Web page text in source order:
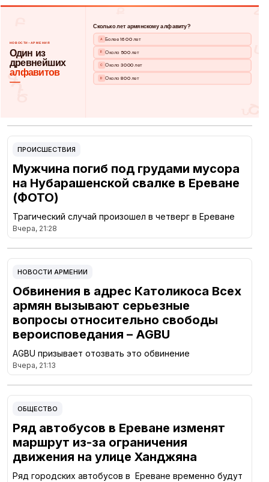
ПРОИСШЕСТВИЯ
Мужчина погиб под грудами мусора
на Нубарашенской свалке в Ереване
(ФОТО)
Трагический случай произошел в четверг в Ереване
Вчера, 21:28
НОВОСТИ АРМЕНИИ
Обвинения в адрес Католикоса Всех
армян вызывают серьезные
вопросы относительно свободы
вероисповедания – AGBU
AGBU призывает отозвать это обвинение
Вчера, 21:13
ОБЩЕСТВО
Ряд автобусов в Ереване изменят
маршрут из-за ограничения
движения на улице Ханджяна
Ряд городских автобусов в Ереване временно будут